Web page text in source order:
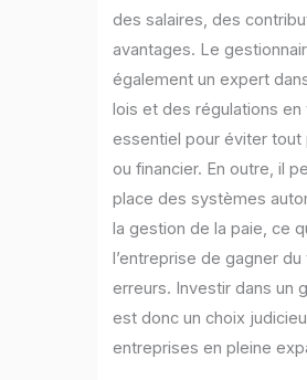
des salaires, des
avantages. Le
également un expert
lois et des régulations
essentiel pour éviter tout
ou financier. En outre, il
place des systèmes
la gestion de la paie, ce
l’entreprise de gagner
erreurs. Investir dans un
est donc un choix
entreprises en pleine